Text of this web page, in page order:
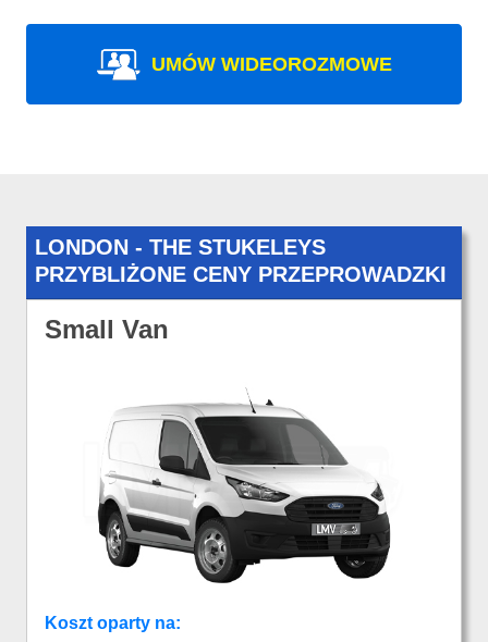
UMÓW WIDEOROZMOWE
LONDON - THE STUKELEYS
PRZYBLIŻONE CENY PRZEPROWADZKI
Small Van
Koszt oparty na: